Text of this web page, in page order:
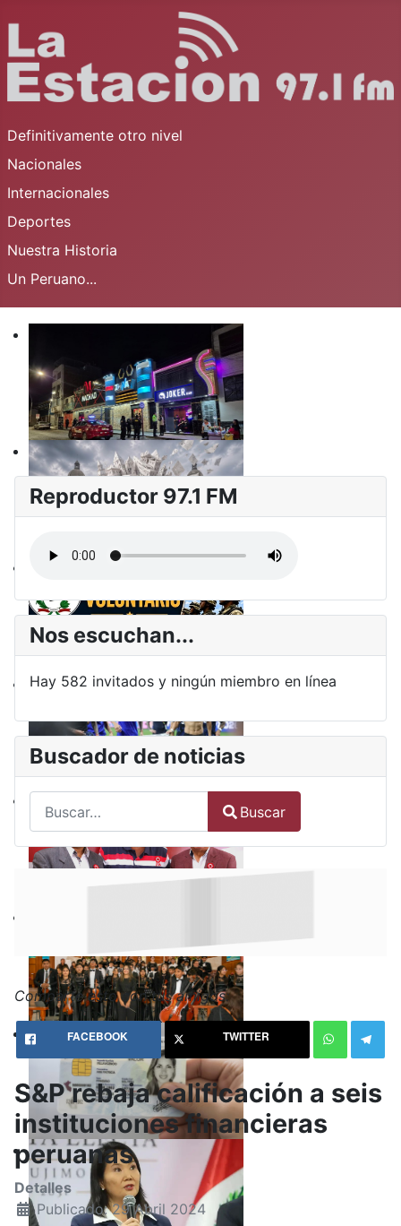
Definitivamente otro nivel
Nacionales
Internacionales
Deportes
Nuestra Historia
Un Peruano...
Reproductor 97.1 FM
Nos escuchan...
Hay 582 invitados y ningún miembro en línea
Buscador de noticias
Type 2 or more characters for results.
Buscar
Comparte esto con tus amigos:
FACEBOOK TWITTER
S&P rebaja calificación a seis
instituciones financieras
peruanas
Detalles
Publicado: 29 Abril 2024